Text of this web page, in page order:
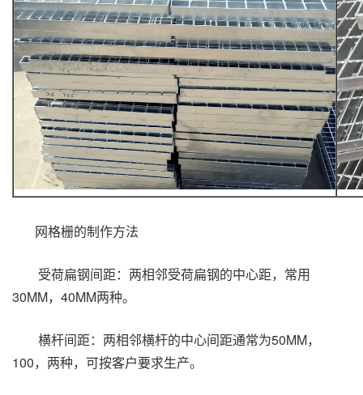
网格栅的制作方法
受荷扁钢间距：两相邻受荷扁钢的中心距，常用
30MM，40MM两种。
横杆间距：两相邻横杆的中心间距通常为50MM，
100，两种，可按客户要求生产。